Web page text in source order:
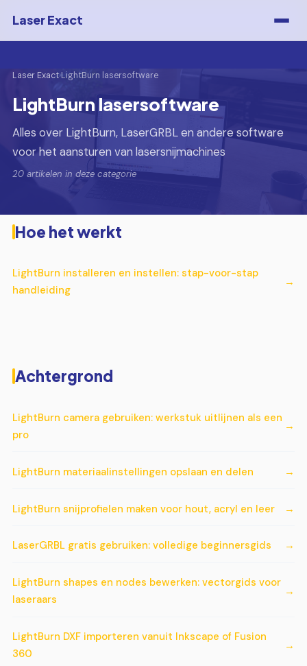
Laser Exact
Laser Exact›LightBurn lasersoftware
LightBurn lasersoftware
Alles over LightBurn, LaserGRBL en andere software
voor het aansturen van lasersnijmachines
20 artikelen in deze categorie
Hoe het werkt
LightBurn installeren en instellen: stap-voor-stap
handleiding
Achtergrond
LightBurn camera gebruiken: werkstuk uitlijnen als een
pro
LightBurn materiaalinstellingen opslaan en delen
LightBurn snijprofielen maken voor hout, acryl en leer
LaserGRBL gratis gebruiken: volledige beginnersgids
LightBurn shapes en nodes bewerken: vectorgids voor
laseraars
LightBurn DXF importeren vanuit Inkscape of Fusion
360